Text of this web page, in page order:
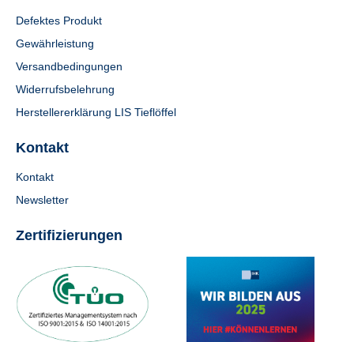
Defektes Produkt
Gewährleistung
Versandbedingungen
Widerrufsbelehrung
Herstellererklärung LIS Tieflöffel
Kontakt
Kontakt
Newsletter
Zertifizierungen